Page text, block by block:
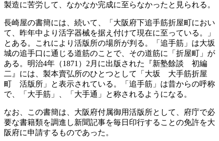
製造に苦労して、なかなか完成に至らなかったと見られる。
長崎屋の書簡には、続いて、「大阪府下追手筋折屋町におい
て、昨年中より活字器械を据え付けて現在に至っている。」
とある。これにより活版所の場所が判る。「追手筋」は大坂
城の追手口に通じる道筋のことで、その道筋に「折屋町」が
ある。明治4年（1871）2月に出版された『新塾餘談 初編
二』には、製本賣弘所のひとつとして「大坂 大手筋折屋
町 活版所」と表示されている。「追手筋」は昔からの呼称
で、「大手筋」、「大手通」と称されるようになる。
なお、この書簡は、大阪府付属御用活版所として、府庁で必
要な書籍類を調進し新聞記事を毎日印行することの免許を大
阪府に申請するものであった。